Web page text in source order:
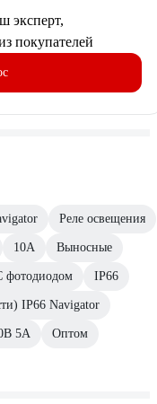
эксперт,
покупателей
Реле освещения
10А Выносные
фотодиодом IP66
IP66 Navigator
5А Оптом